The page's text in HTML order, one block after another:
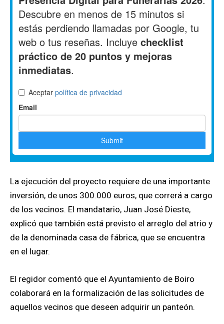
La ejecución del proyecto requiere de una importante
inversión, de unos 300.000 euros, que correrá a cargo
de los vecinos. El mandatario, Juan José Dieste,
explicó que también está previsto el arreglo del atrio y
de la denominada casa de fábrica, que se encuentra
en el lugar.
El regidor comentó que el Ayuntamiento de Boiro
colaborará en la formalización de las solicitudes de
aquellos vecinos que deseen adquirir un panteón.